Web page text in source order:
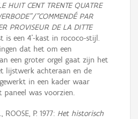
HUIT CENT TRENTE QUATRE
"COMMENDÉ PAR
PROVISEUR DE LA DITTE
is een 4'-kast in rococo-stijl.
dat het om een
een groter orgel gaat zijn het
lijstwerk achteraan en de
in een kader waar
paneel was voorzien.
ROOSE, P. 1977: Het historisch